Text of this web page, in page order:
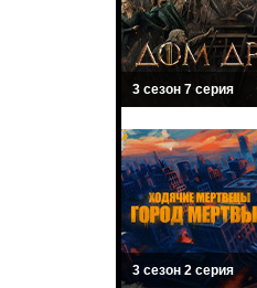
3 сезон 7 серия
3 сезон 2 серия